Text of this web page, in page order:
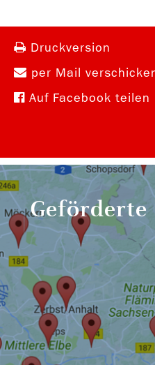
Druckversion
per Mail
Auf Facebook teilen